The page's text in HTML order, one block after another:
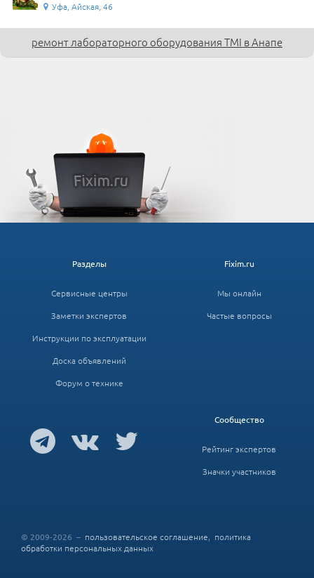
Уфа, Айская, 46
ремонт лабораторного оборудования TMI в Анапе
Fixim.ru
Мы онлайн
Частые вопросы
Разделы
Сервисные центры
Заметки экспертов
Инструкции по эксплуатации
Доска объявлений
Форум о технике
Сообщество
Рейтинг экспертов
Значки участников
© 2009-2026 – пользовательское соглашение, политика
обработки персональных данных